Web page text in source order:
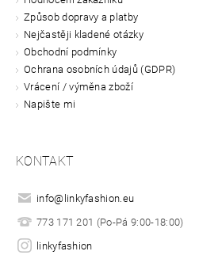
Způsob dopravy a platby
Nejčastěji kladené otázky
Obchodní podmínky
Ochrana osobních údajů (GDPR)
Vrácení / výměna zboží
Napište mi
KONTAKT
info@ linkyfashion.eu
773 171 201 (Po-Pá 9:00-18:00)
linkyfashion